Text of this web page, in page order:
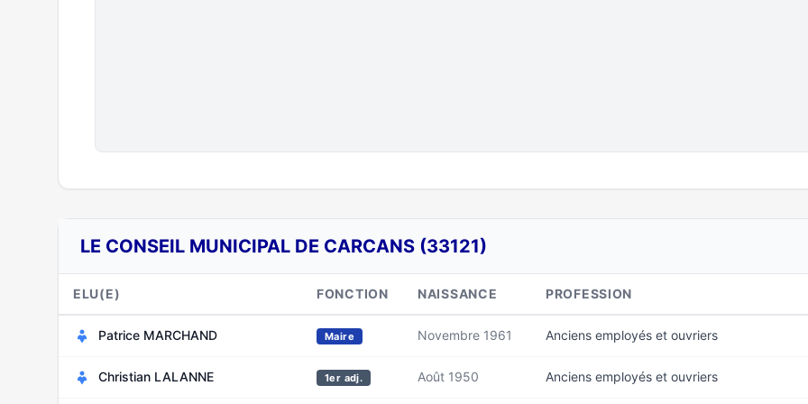
LE CONSEIL MUNICIPAL DE CARCANS (33121)
ELU(E) FONCTION NAISSANCE PROFESSION
Patrice MARCHAND Maire Novembre 1961 Anciens employés et ouvriers
Christian LALANNE 1er adj. Août 1950 Anciens employés et ouvriers